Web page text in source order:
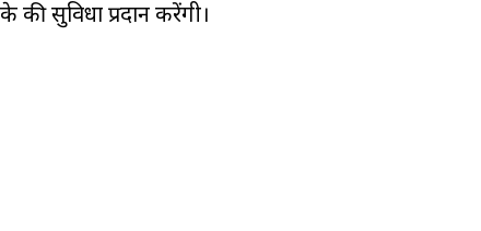
की सुविधा प्रदान करेंगी।